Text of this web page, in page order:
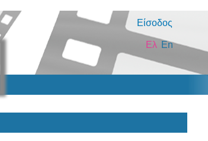
Είσοδος
En
Ελ